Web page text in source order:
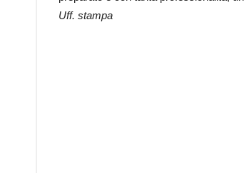
Uff. stampa